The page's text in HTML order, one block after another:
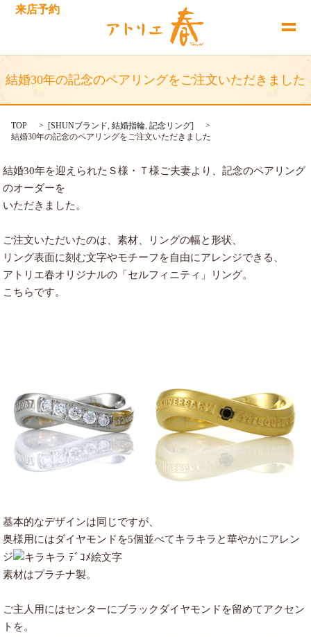
来店予約
結婚30年の記念のペアリングをご注文いただきました
TOP [SHUNブランド ,結婚指輪 ,記念リング]
結婚30年の記念のペアリングをご注文いただきました
結婚30年を迎えられたＳ様・Ｔ様ご夫妻より、記念のペアリング
のオーダーを
いただきました。
ご注文いただいたのは、素材、リングの幅と形状、
リング表面に刻む文字やモチーフを自由にアレンジできる、
アトリエ春オリジナルの「セルフィニティ」リング。
こちらです。
基本的なデザインは同じですが、
奥様用にはダイヤモンドを5個並べてキラキラと華やかにアレン
ジ
素材はプラチナ製。
ご主人用にはセンターにブラックダイヤモンドを留めてアクセン
トを。